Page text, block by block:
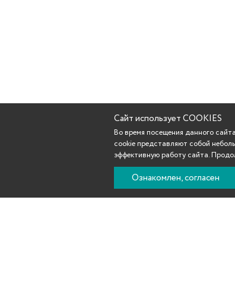
Сайт использует COOKIES
Во время посещения данного
cookie представляют собой
эффективную работу сайта.
Ознакомлен, согласен